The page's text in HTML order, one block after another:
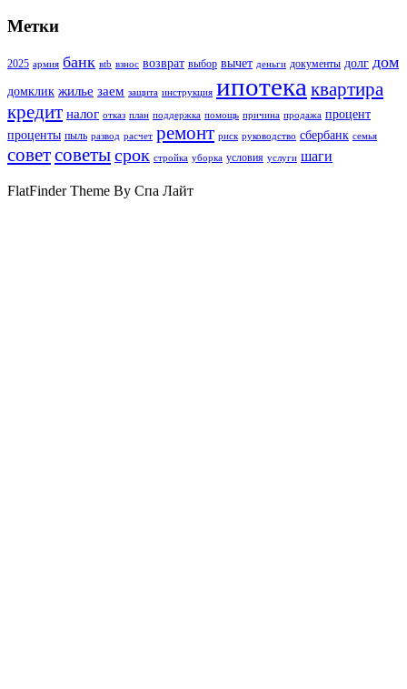
Метки
2025 армия банк вtb взнос возврат выбор вычет деньги документы долг дом
домклик жилье заем защита инструкция ипотекаквартира
кредит налог отказ план поддержка помощь причина продажа процент
проценты пыль развод расчет ремонт риск руководство сбербанк семья
советсоветысрок стройка уборка условия услуги шаги
FlatFinder Theme By Спа Лайт